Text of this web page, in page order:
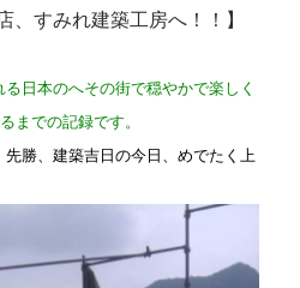
、すみれ建築工房へ！！】
日本のへその街で穏やかで楽しく
までの記録です。
勝、建築吉日の今日、めでたく上